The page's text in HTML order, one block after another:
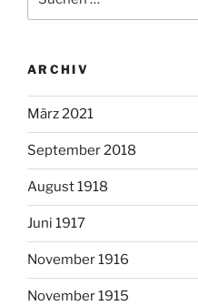
nach:
ARCHIV
März 2021
September 2018
August 1918
Juni 1917
November 1916
November 1915